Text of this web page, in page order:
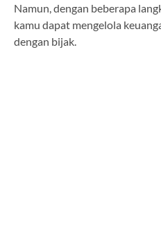
Namun, dengan beberapa
kamu dapat mengelola
dengan bijak.